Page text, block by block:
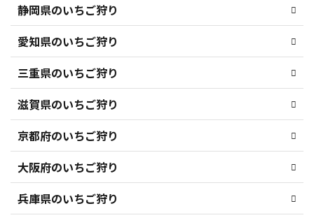
静岡県のいちご狩り
愛知県のいちご狩り
三重県のいちご狩り
滋賀県のいちご狩り
京都府のいちご狩り
大阪府のいちご狩り
兵庫県のいちご狩り